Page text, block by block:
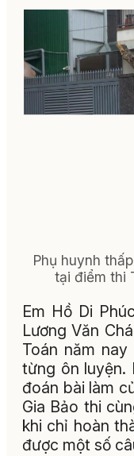
Phụ huynh
tại điểm thi
Em Hồ Di
Lương Văn
Toán năm
từng ôn luyện.
đoán bài làm
Gia Bảo thi
khi chỉ hoàn
được một số